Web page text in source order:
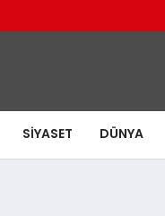
SIYASET DÜNYA